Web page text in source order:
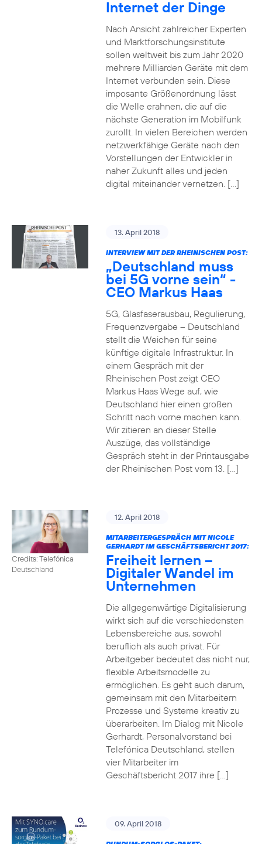
Internet der Dinge
Nach Ansicht zahlreicher Experten
und Marktforschungsinstitute
sollen weltweit bis zum Jahr 2020
mehrere Milliarden Geräte mit dem
Internet verbunden sein. Diese
imposante Größenordnung lässt
die Welle erahnen, die auf die
nächste Generation im Mobilfunk
zurollt. In vielen Bereichen werden
netzwerkfähige Geräte nach den
Vorstellungen der Entwickler in
naher Zukunft alles und jeden
digital miteinander vernetzen. […]
13. April 2018
INTERVIEW MIT DER RHEINISCHEN POST:
„Deutschland muss
bei 5G vorne sein“ -
CEO Markus Haas
5G, Glasfaserausbau, Regulierung,
Frequenzvergabe – Deutschland
stellt die Weichen für seine
künftige digitale Infrastruktur. In
einem Gespräch mit der
Rheinischen Post zeigt CEO
Markus Haas Wege auf, wie
Deutschland hier einen großen
Schritt nach vorne machen kann.
Wir zitieren an dieser Stelle
Auszüge, das vollständige
Gespräch steht in der Printausgabe
der Rheinischen Post vom 13. […]
Credits: Telefónica
Deutschland
12. April 2018
MITARBEITERGESPRÄCH MIT NICOLE
GERHARDT IM GESCHÄFTSBERICHT 2017:
Freiheit lernen –
Digitaler Wandel im
Unternehmen
Die allgegenwärtige Digitalisierung
wirkt sich auf die verschiedensten
Lebensbereiche aus, sowohl
beruflich als auch privat. Für
Arbeitgeber bedeutet das nicht nur,
flexible Arbeitsmodelle zu
ermöglichen. Es geht auch darum,
gemeinsam mit den Mitarbeitern
Prozesse und Systeme kreativ zu
überarbeiten. Im Dialog mit Nicole
Gerhardt, Personalvorstand bei
Telefónica Deutschland, stellen
vier Mitarbeiter im
Geschäftsbericht 2017 ihre […]
09. April 2018